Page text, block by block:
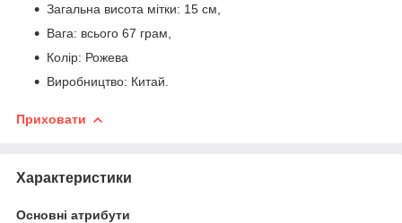
Загальна висота мітки: 15 см,
Вага: всього 67 грам,
Колір: Рожева
Виробництво: Китай.
Приховати
Характеристики
Основні атрибути